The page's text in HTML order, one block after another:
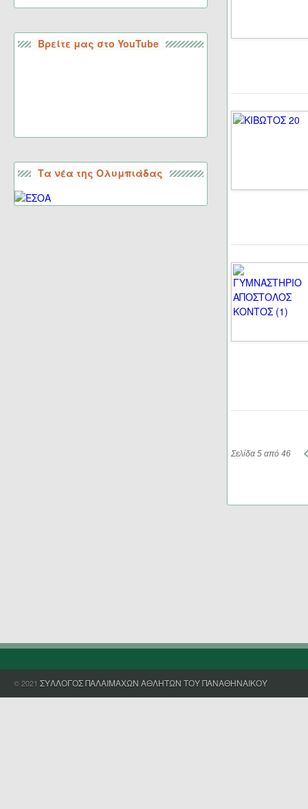
Βρείτε μας στο YouTube
Τα νέα της Ολυμπιάδας
Σελίδα 5 από 46
© 2021 ΣΥΛΛΟΓΟΣ ΠΑΛΑΙΜΑΧΩΝ ΑΘΛΗΤΩΝ ΤΟΥ ΠΑΝΑΘΗΝΑΙΚΟΥ